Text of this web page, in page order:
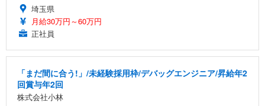
埼玉県
月給30万円～60万円
正社員
「まだ間に合う!」/未経験採用枠/デバッグエンジニア/昇給年2
回賞与年2回
株式会社小林